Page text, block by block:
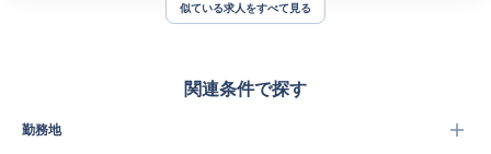
似ている求人をすべて見る
関連条件で探す
勤務地